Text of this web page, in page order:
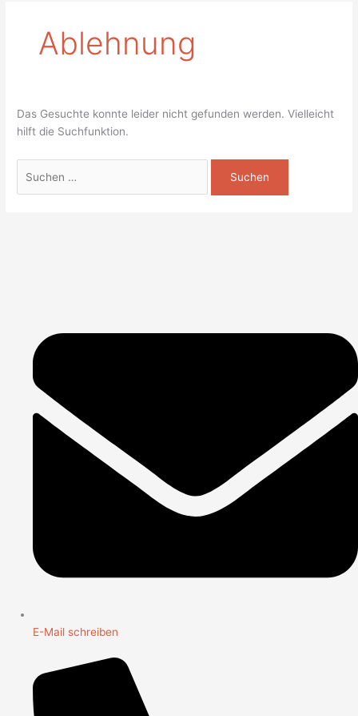
Ablehnung
Das Gesuchte konnte leider nicht gefunden werden. Vielleicht
hilft die Suchfunktion.
E-Mail schreiben